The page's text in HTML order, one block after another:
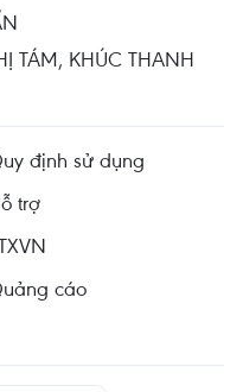
TÁM, KHÚC THANH
định sử dụng
trợ
cáo